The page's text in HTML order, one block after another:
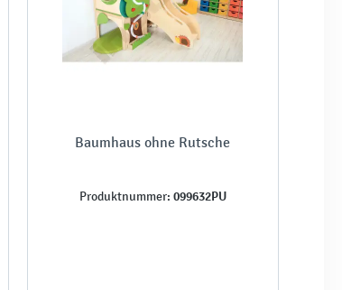
Baumhaus ohne Rutsche
Produktnummer: 099632PU